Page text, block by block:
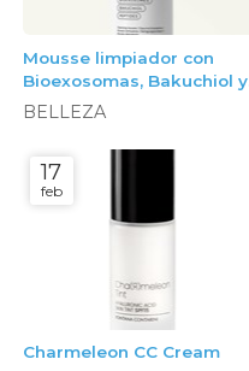
Mousse limpiador con
Bioexosomas, Bakuchiol y
Péptidos, 150ml. Neoxoma
BELLEZA
17
feb
Charmeleon CC Cream